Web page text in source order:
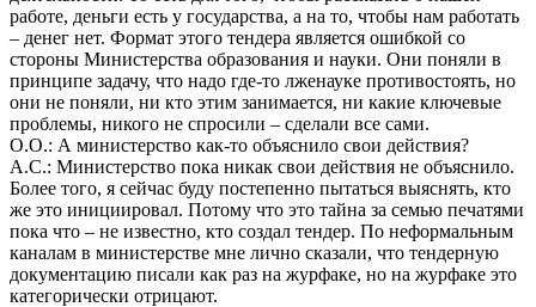
работе, деньги есть у государства, а на то, чтобы нам работать
– денег нет. Формат этого тендера является ошибкой со
стороны Министерства образования и науки. Они поняли в
принципе задачу, что надо где-то лженауке противостоять, но
они не поняли, ни кто этим занимается, ни какие ключевые
проблемы, никого не спросили – сделали все сами.
О.О.: А министерство как-то объяснило свои действия?
А.С.: Министерство пока никак свои действия не объяснило.
Более того, я сейчас буду постепенно пытаться выяснять, кто
же это инициировал. Потому что это тайна за семью печатями
пока что – не известно, кто создал тендер. По неформальным
каналам в министерстве мне лично сказали, что тендерную
документацию писали как раз на журфаке, но на журфаке это
категорически отрицают.